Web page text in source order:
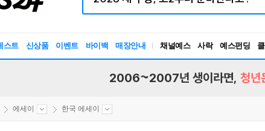
스트 신상품 이벤트 바이백 매장안내 채널예스 사락 예스펀딩
2006~2007년 생이라면, 청년
에세이 한국 에세이